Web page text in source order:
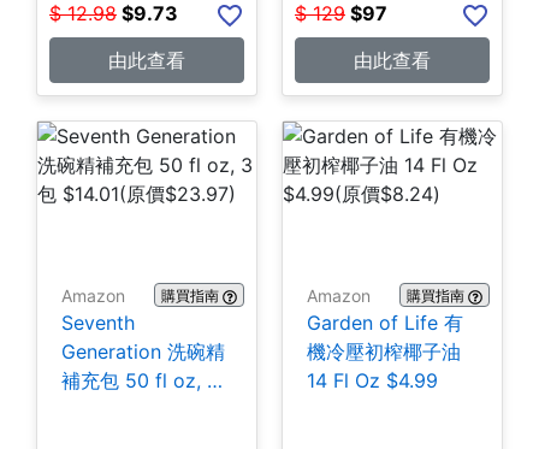
$ 12.98 $9.73
由此查看
$ 129 $97
由此查看
Amazon 購買指南
Seventh
Generation 洗碗精
補充包 50 fl oz, 3
Amazon 購買指南
Garden of Life 有
機冷壓初榨椰子油
14 Fl Oz $4.99